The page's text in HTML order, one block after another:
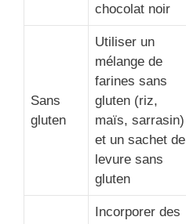
chocolat noir
Sans
gluten
Utiliser un
mélange de
farines sans
gluten (riz,
maïs, sarrasin)
et un sachet de
levure sans
gluten
Incorporer des